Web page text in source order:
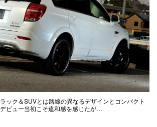
ック＆SUVとは路線の異なるデザインとコンパクト
ビュー当初こそ違和感を感じたが…